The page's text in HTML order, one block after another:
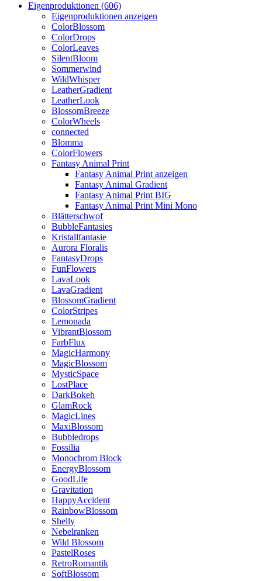
Eigenproduktionen (606)
Eigenproduktionen anzeigen
ColorBlossom
ColorDrops
ColorLeaves
SilentBloom
Sommerwind
WildWhisper
LeatherGradient
LeatherLook
BlossomBreeze
ColorWheels
connected
Blomma
ColorFlowers
Fantasy Animal Print
Fantasy Animal Print anzeigen
Fantasy Animal Gradient
Fantasy Animal Print BIG
Fantasy Animal Print Mini Mono
Blätterschwof
BubbleFantasies
Kristallfantasie
Aurora Floralis
FantasyDrops
FunFlowers
LavaLook
LavaGradient
BlossomGradient
ColorStripes
Lemonada
VibrantBlossom
FarbFlux
MagicHarmony
MagicBlossom
MysticSpace
LostPlace
DarkBokeh
GlamRock
MagicLines
MaxiBlossom
Bubbledrops
Fossilia
Monochrom Block
EnergyBlossom
GoodLife
Gravitation
HappyAccident
RainbowBlossom
Shelly
Nebelranken
Wild Blossom
PastelRoses
RetroRomantik
SoftBlossom